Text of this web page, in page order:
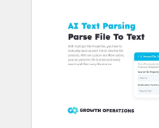
inne
elementy